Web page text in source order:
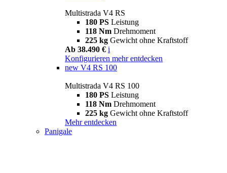
Multistrada V4 RS
180 PS Leistung
118 Nm Drehmoment
225 kg Gewicht ohne Kraftstoff
Ab 38.490 € i
Konfigurieren mehr entdecken
new V4 RS 100
Multistrada V4 RS 100
180 PS Leistung
118 Nm Drehmoment
225 kg Gewicht ohne Kraftstoff
Mehr entdecken
Panigale